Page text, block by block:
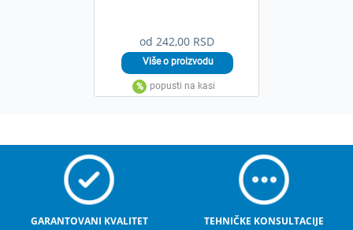
od 242,00 RSD
GARANTOVANI KVALITET TEHNIČKE KONSULTACIJE